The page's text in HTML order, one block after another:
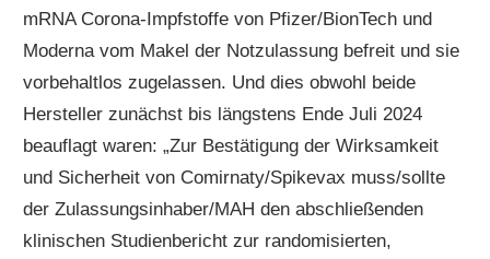
mRNA Corona-Impfstoffe von Pfizer/BionTech und
Moderna vom Makel der Notzulassung befreit und sie
vorbehaltlos zugelassen. Und dies obwohl beide
Hersteller zunächst bis längstens Ende Juli 2024
beauflagt waren: „Zur Bestätigung der Wirksamkeit
und Sicherheit von Comirnaty/Spikevax muss/sollte
der Zulassungsinhaber/MAH den abschließenden
klinischen Studienbericht zur randomisierten,